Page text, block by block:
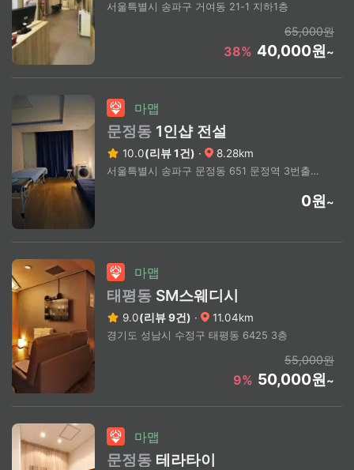
서울특별시 송파구 거여동 21-1 지하1층
65,000원
38% 40,000원~
마맵
문정동 1인샵 전설
10.0(리뷰 1건) · 8.28km
서울특별시 송파구 문정동 651 문정역 3번출구 도보5분
0원~
마맵
태평동 SM스웨디시
9.0(리뷰 9건) · 11.04km
경기도 성남시 수정구 태평동 6425 3층
55,000원
9% 50,000원~
마맵
문정동 테라타이